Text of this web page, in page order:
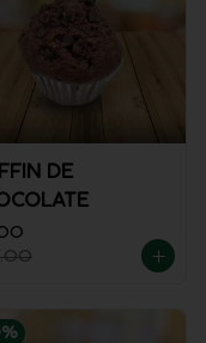
DE
%